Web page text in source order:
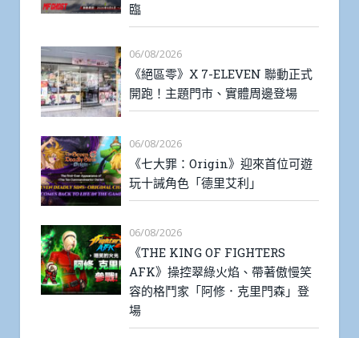
臨
06/08/2026
《絕區零》X 7-ELEVEN 聯動正式
開跑！主題門市、實體周邊登場
06/08/2026
《七大罪：Origin》迎來首位可遊
玩十誡角色「德里艾利」
06/08/2026
《THE KING OF FIGHTERS
AFK》操控翠綠火焰、帶著傲慢笑
容的格鬥家「阿修．克里門森」登
場